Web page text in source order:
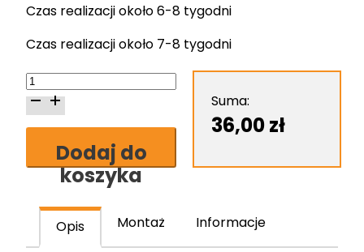
Czas realizacji około 6-8 tygodni
Czas realizacji około 7-8 tygodni
ilość
Szyld
Nomet
wkładki
003-
Dodaj do
koszyka
Suma:
36,00zł
Opis Montaż Informacje